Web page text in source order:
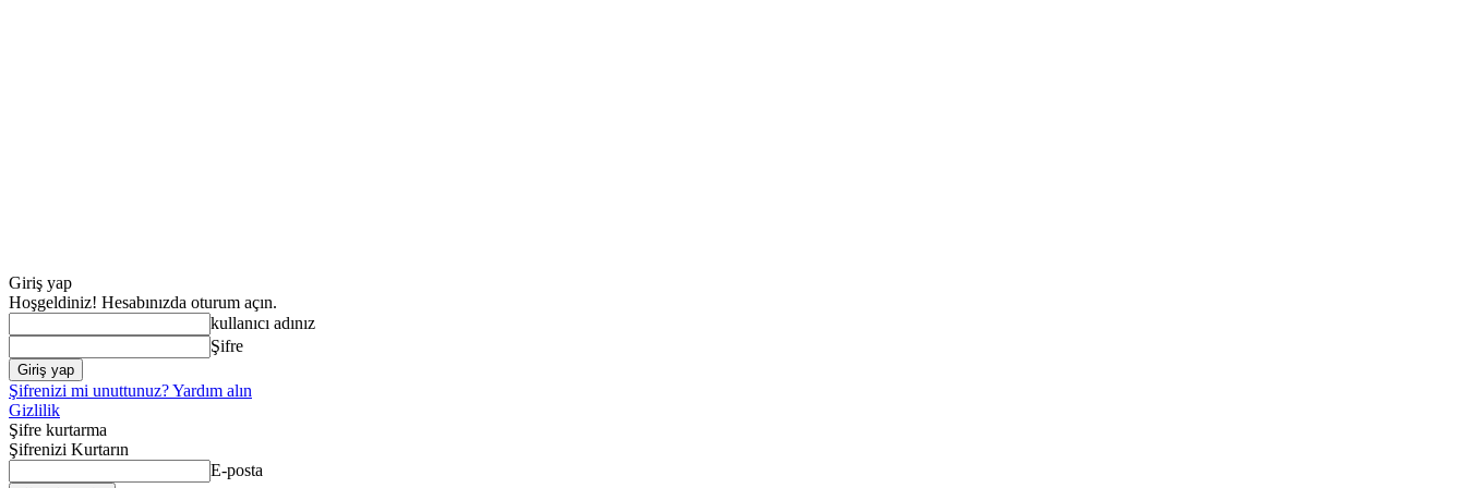
Giriş yap
Hoşgeldiniz! Hesabınızda oturum açın.
kullanıcı adınız
Şifre
Şifrenizi mi unuttunuz? Yardım alın
Gizlilik
Şifre kurtarma
Şifrenizi Kurtarın
E-posta